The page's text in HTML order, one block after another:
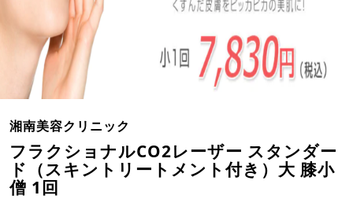
湘南美容クリニック
フラクショナルCO2レーザー スタンダー
ド（スキントリートメント付き）大 膝小
僧 1回